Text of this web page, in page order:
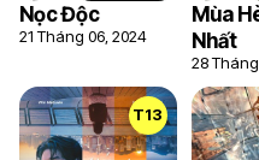
Nọc Độc
21 Tháng 06, 2024
Mùa
Nhất
28
T13